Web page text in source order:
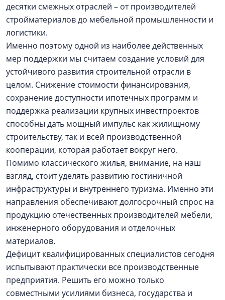
десятки смежных отраслей – от производителей
стройматериалов до мебельной промышленности и
логистики.
Именно поэтому одной из наиболее действенных
мер поддержки мы считаем создание условий для
устойчивого развития строительной отрасли в
целом. Снижение стоимости финансирования,
сохранение доступности ипотечных программ и
поддержка реализации крупных инвестпроектов
способны дать мощный импульс как жилищному
строительству, так и всей производственной
кооперации, которая работает вокруг него.
Помимо классического жилья, внимание, на наш
взгляд, стоит уделять развитию гостиничной
инфраструктуры и внутреннего туризма. Именно эти
направления обеспечивают долгосрочный спрос на
продукцию отечественных производителей мебели,
инженерного оборудования и отделочных
материалов.
Дефицит квалифицированных специалистов сегодня
испытывают практически все производственные
предприятия. Решить его можно только
совместными усилиями бизнеса, государства и